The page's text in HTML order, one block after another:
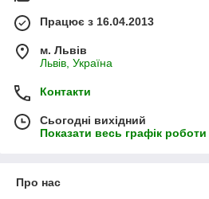
Працює з 16.04.2013
м. Львів
Львів, Україна
Контакти
Сьогодні вихідний
Показати весь графік роботи
Про нас